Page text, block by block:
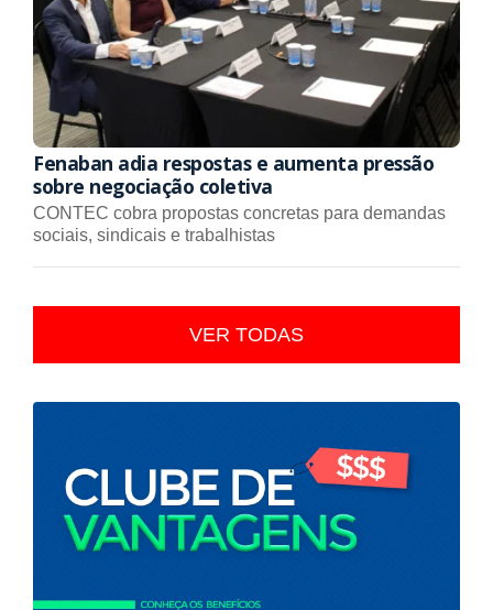
Fenaban adia respostas e aumenta pressão
sobre negociação coletiva
CONTEC cobra propostas concretas para demandas
sociais, sindicais e trabalhistas
VER TODAS